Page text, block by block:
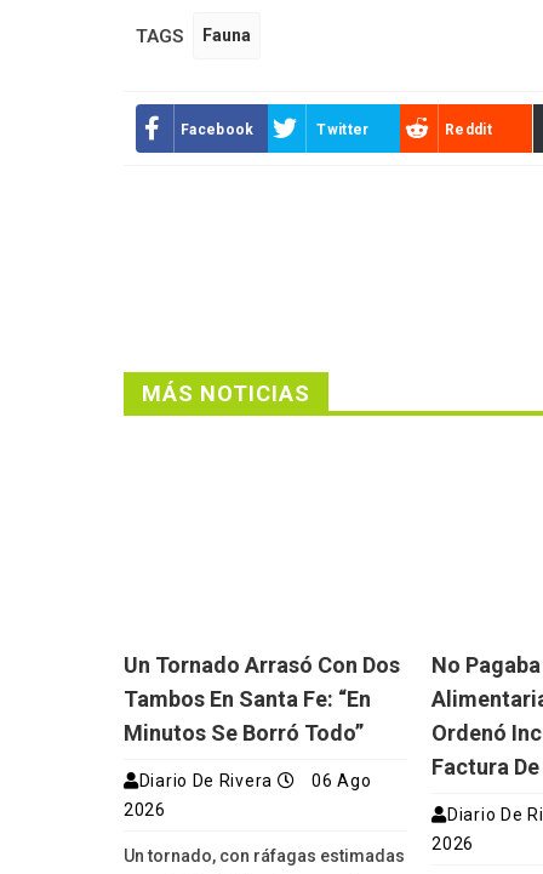
TAGS Fauna
Facebook Twitter Reddit
MÁS NOTICIAS
Un Tornado Arrasó Con Dos
Tambos En Santa Fe: “En
Minutos Se Borró Todo”
Diario De Rivera
06 Ago
2026
Un tornado, con ráfagas estimadas
No
Ordenó
Factura
Diario De
2026